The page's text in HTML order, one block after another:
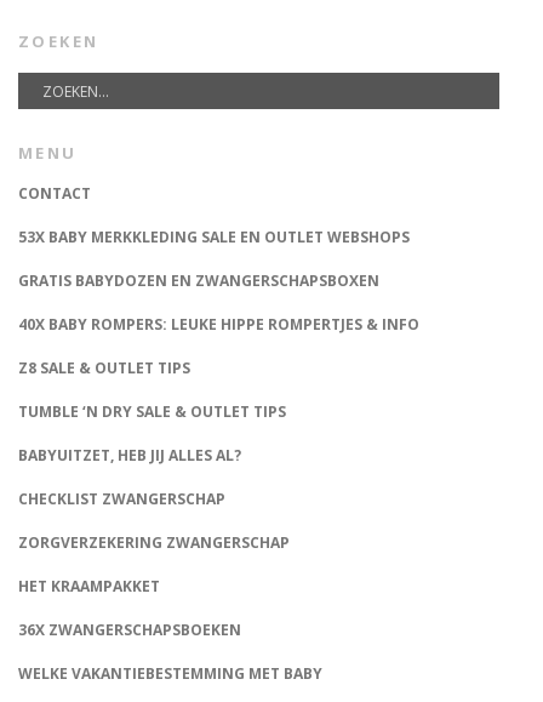
ZOEKEN
MENU
CONTACT
53X BABY MERKKLEDING SALE EN OUTLET WEBSHOPS
GRATIS BABYDOZEN EN ZWANGERSCHAPSBOXEN
40X BABY ROMPERS: LEUKE HIPPE ROMPERTJES & INFO
Z8 SALE & OUTLET TIPS
TUMBLE ‘N DRY SALE & OUTLET TIPS
BABYUITZET, HEB JIJ ALLES AL?
CHECKLIST ZWANGERSCHAP
ZORGVERZEKERING ZWANGERSCHAP
HET KRAAMPAKKET
36X ZWANGERSCHAPSBOEKEN
WELKE VAKANTIEBESTEMMING MET BABY